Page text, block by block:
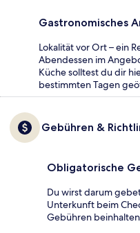
Gastronomisches
Lokalität vor Ort – ein
Abendessen im
Küche solltest du dir
bestimmten Tagen
Gebühren &
Obligatorische
Du wirst darum
Unterkunft beim
Gebühren